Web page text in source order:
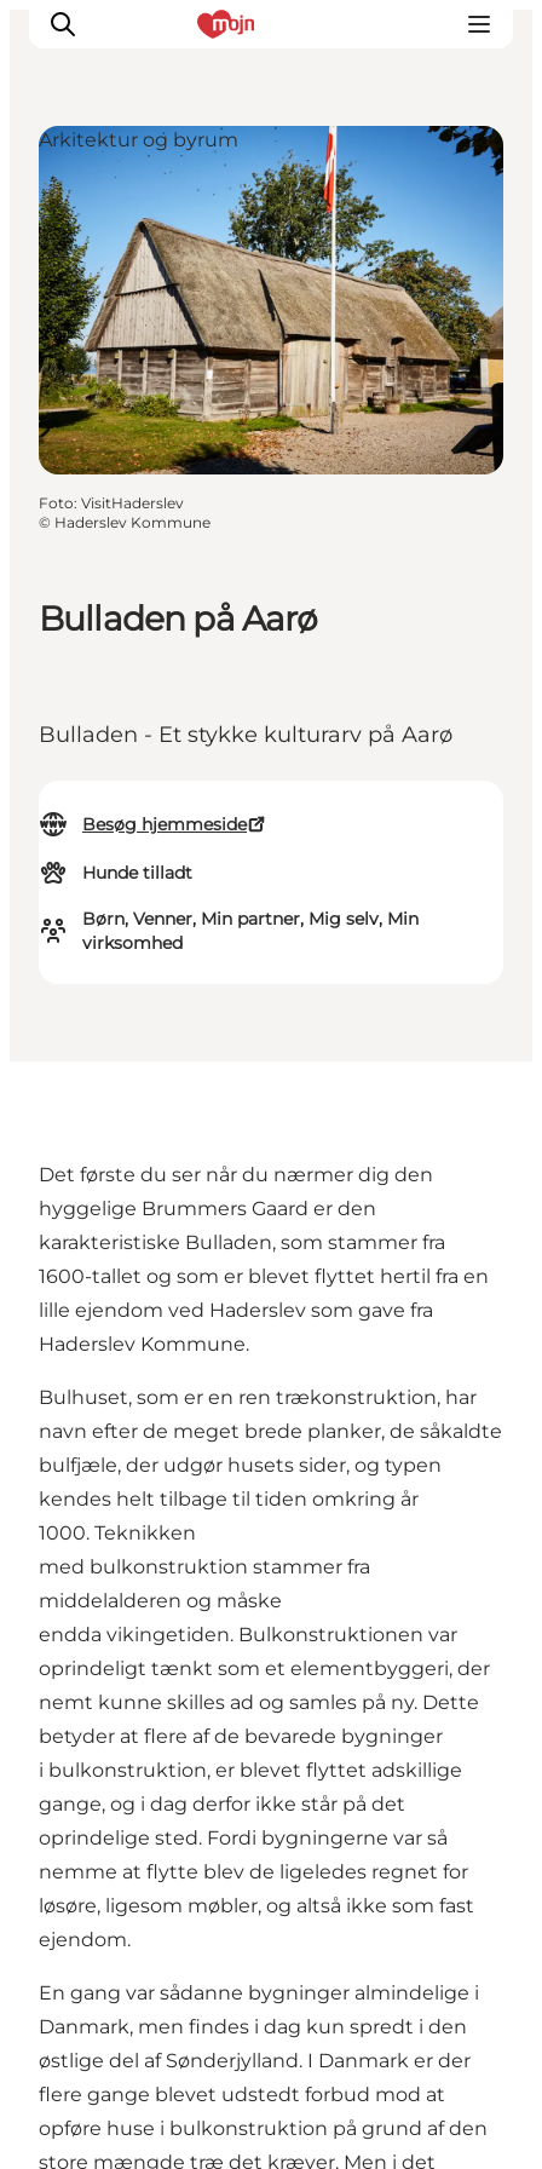
Oplevelser
Byer & Steder
Det sker
Overnatning
Planlæg din ferie
Booking
Bulladen på Aarø
Bulladen - Et stykke kulturarv på Aarø
Besøg hjemmeside
Hunde tilladt
Børn, Venner, Min partner, Mig selv, Min
virksomhed
Arkitektur og byrum
Foto: VisitHaderslev
© Haderslev Kommune
Det første du ser når du nærmer dig den
hyggelige Brummers Gaard er den
karakteristiske Bulladen, som stammer fra
1600-tallet og som er blevet flyttet hertil fra en
lille ejendom ved Haderslev som gave fra
Haderslev Kommune.
Bulhuset, som er en ren trækonstruktion, har
navn efter de meget brede planker, de såkaldte
bulfjæle, der udgør husets sider, og typen
kendes helt tilbage til tiden omkring år
1000. Teknikken
med bulkonstruktion stammer fra
middelalderen og måske
endda vikingetiden. Bulkonstruktionen var
oprindeligt tænkt som et elementbyggeri, der
nemt kunne skilles ad og samles på ny. Dette
betyder at flere af de bevarede bygninger
i bulkonstruktion, er blevet flyttet adskillige
gange, og i dag derfor ikke står på det
oprindelige sted. Fordi bygningerne var så
nemme at flytte blev de ligeledes regnet for
løsøre, ligesom møbler, og altså ikke som fast
ejendom.
En gang var sådanne bygninger almindelige i
Danmark, men findes i dag kun spredt i den
østlige del af Sønderjylland. I Danmark er der
flere gange blevet udstedt forbud mod at
opføre huse i bulkonstruktion på grund af den
store mængde træ det kræver. Men i det